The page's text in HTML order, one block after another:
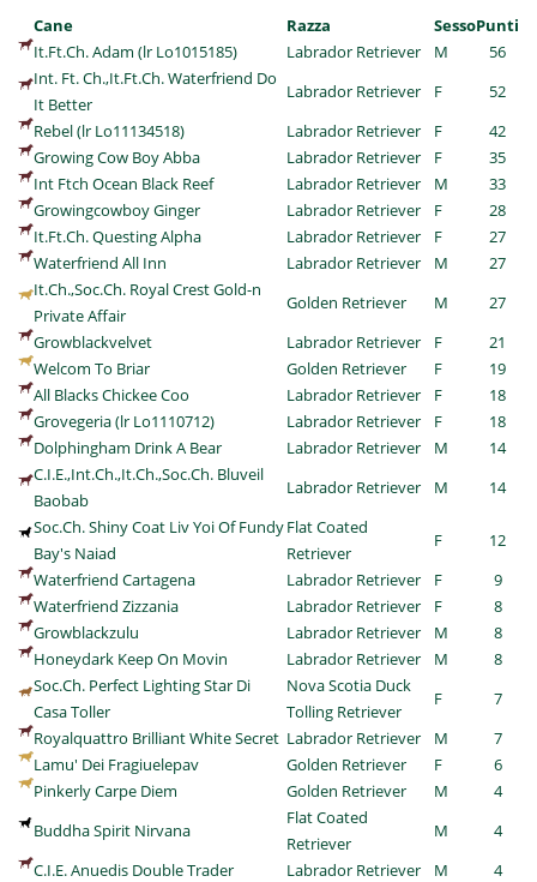
Cane Razza SessoPunti
It.Ft.Ch. Adam (lr Lo1015185)
Labrador Retriever M
56
Int. Ft. Ch.,It.Ft.Ch. Waterfriend Do
It Better
Labrador Retriever F
52
Rebel (lr Lo11134518)
Labrador Retriever F
42
Growing Cow Boy Abba
Labrador Retriever F
35
Int Ftch Ocean Black Reef
Labrador Retriever M
33
Growingcowboy Ginger
Labrador Retriever F
28
It.Ft.Ch. Questing Alpha
Labrador Retriever F
27
Waterfriend All Inn
Labrador Retriever M
27
It.Ch.,Soc.Ch. Royal Crest Gold-n
Private Affair
Golden Retriever M
27
Growblackvelvet
Labrador Retriever F
21
Welcom To Briar
Golden Retriever F
19
All Blacks Chickee Coo
Labrador Retriever F
18
Grovegeria (lr Lo1110712)
Labrador Retriever F
18
Dolphingham Drink A Bear
Labrador Retriever M
14
C.I.E.,Int.Ch.,It.Ch.,Soc.Ch. Bluveil
Baobab
Labrador Retriever M
14
Soc.Ch. Shiny Coat Liv Yoi Of Fundy
Bay's Naiad
Flat Coated
Retriever
F
12
Waterfriend Cartagena
Labrador Retriever F
9
Waterfriend Zizzania
Labrador Retriever F
8
Growblackzulu
Labrador Retriever M
8
Honeydark Keep On Movin
Labrador Retriever M
8
Soc.Ch. Perfect Lighting Star Di
Casa Toller
Nova Scotia Duck
Tolling Retriever
F
7
Royalquattro Brilliant White Secret Labrador Retriever M
7
Lamu' Dei Fragiuelepav
Golden Retriever F
6
Pinkerly Carpe Diem
Golden Retriever M
4
Buddha Spirit Nirvana
Flat Coated
Retriever
M
4
C.I.E. Anuedis Double Trader
Labrador Retriever M
4